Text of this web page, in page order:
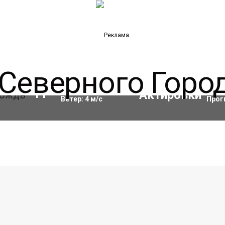
11°C Влажность:91%
Ветер: 4м/с